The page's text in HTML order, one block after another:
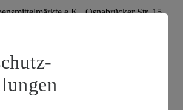
e.K., Osnabrücker Str. 15,
der Woche deines Marktes im